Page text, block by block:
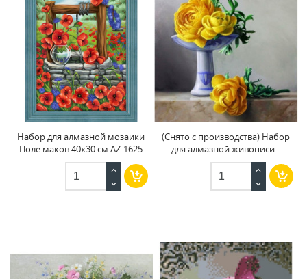
Набор для алмазной мозаики
Поле маков 40х30 см AZ-1625
(Снято с производства) Набор
для алмазной живописи...